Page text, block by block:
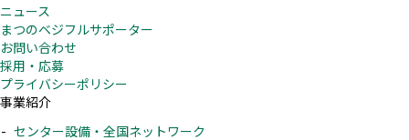
ニュース
まつのベジフルサポーター
お問い合わせ
採用・応募
プライバシーポリシー
事業紹介
センター設備・全国ネットワーク